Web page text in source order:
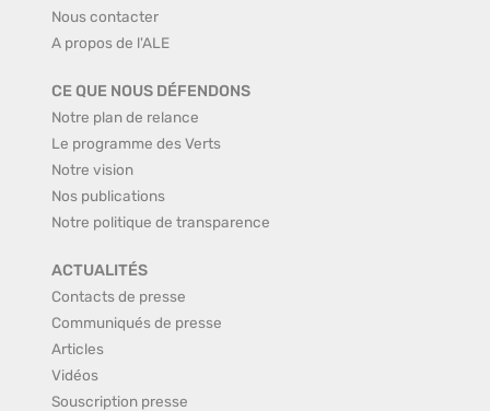
Nous contacter
A propos de l'ALE
CE QUE NOUS DÉFENDONS
Notre plan de relance
Le programme des Verts
Notre vision
Nos publications
Notre politique de transparence
ACTUALITÉS
Contacts de presse
Communiqués de presse
Articles
Vidéos
Souscription presse